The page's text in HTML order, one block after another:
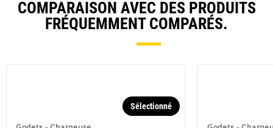
COMPARAISON AVEC DES PRODUITS
FRÉQUEMMENT COMPARÉS.
Sélectionné